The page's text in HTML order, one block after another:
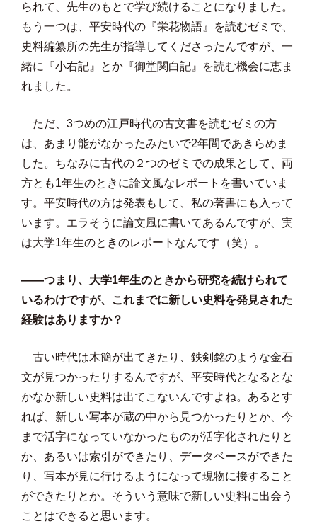
られて、先生のもとで学び続けることになりました。
もう一つは、平安時代の『栄花物語』を読むゼミで、
史料編纂所の先生が指導してくださったんですが、一
緒に『小右記』とか『御堂関白記』を読む機会に恵ま
れました。
ただ、3つめの江戸時代の古文書を読むゼミの方
は、あまり能がなかったみたいで2年間であきらめま
した。ちなみに古代の２つのゼミでの成果として、両
方とも1年生のときに論文風なレポートを書いていま
す。平安時代の方は発表もして、私の著書にも入って
います。エラそうに論文風に書いてあるんですが、実
は大学1年生のときのレポートなんです（笑）。
——つまり、大学1年生のときから研究を続けられて
いるわけですが、これまでに新しい史料を発見された
経験はありますか？
古い時代は木簡が出てきたり、鉄剣銘のような金石
文が見つかったりするんですが、平安時代となるとな
かなか新しい史料は出てこないんですよね。あるとす
れば、新しい写本が蔵の中から見つかったりとか、今
まで活字になっていなかったものが活字化されたりと
か、あるいは索引ができたり、データベースができた
り、写本が見に行けるようになって現物に接すること
ができたりとか。そういう意味で新しい史料に出会う
ことはできると思います。